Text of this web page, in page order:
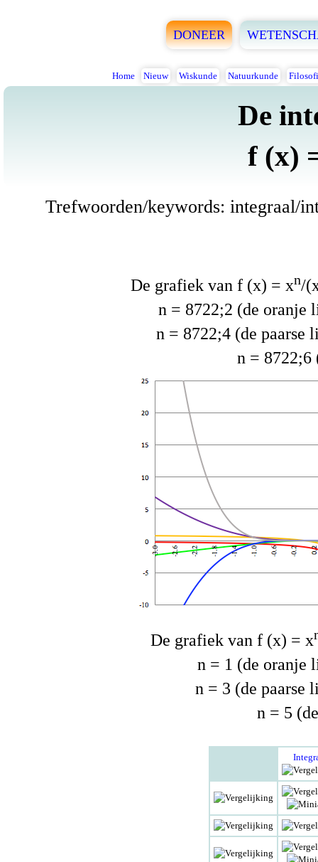
DONEER
Home Nieuw Wiskunde Natuurkunde
De
f (x)
Trefwoorden/keywords: integraal/
De grafiek van f (x) = xn/
n = 8722;2 (de oranje
n = 8722;4 (de
n =
De grafiek van f (x) = x
n = 1 (de oranje
n = 3 (de paarse
n = 5